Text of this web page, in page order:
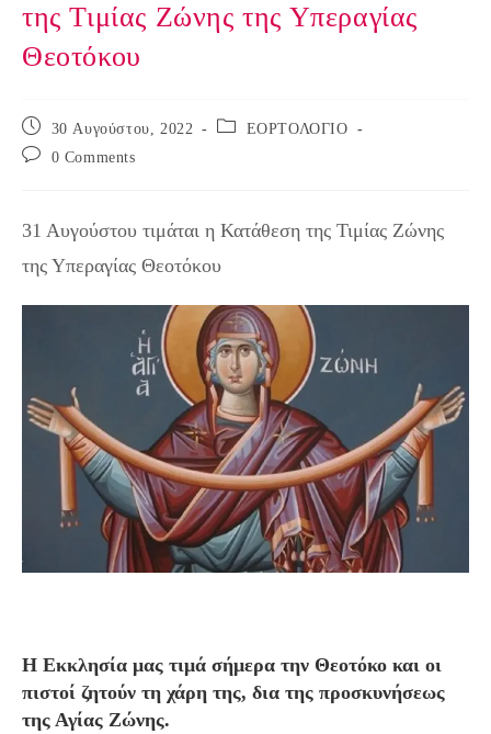
της Τιμίας Ζώνης της Υπεραγίας
Θεοτόκου
Post
published:
30 Αυγούστου, 2022
Post
ΕΟΡΤΟΛΟΓΙΟ
Post
0 Comments
31 Αυγούστου τιμάται η Κατάθεση της Τιμίας Ζώνης
της Υπεραγίας Θεοτόκου
Η Εκκλησία μας τιμά σήμερα την Θεοτόκο και οι
πιστοί ζητούν τη χάρη της, δια της προσκυνήσεως
της Αγίας Ζώνης.